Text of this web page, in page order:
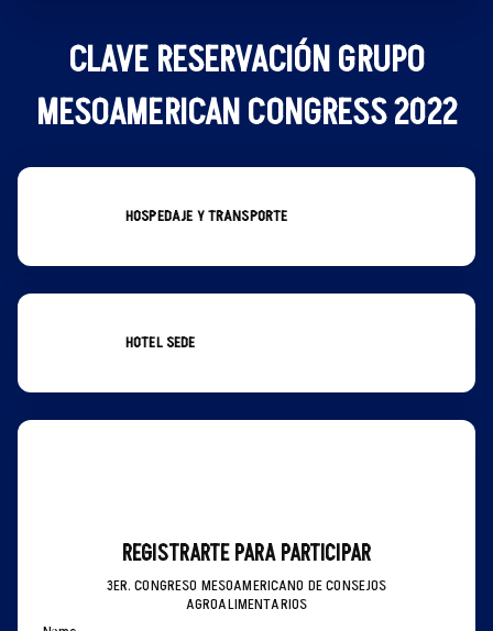
CLAVE RESERVACIÓN GRUPO
MESOAMERICAN CONGRESS 2022
HOSPEDAJE Y TRANSPORTE
HOTEL SEDE
REGISTRARTE PARA PARTICIPAR
3ER. CONGRESO MESOAMERICANO DE CONSEJOS
AGROALIMENTARIOS